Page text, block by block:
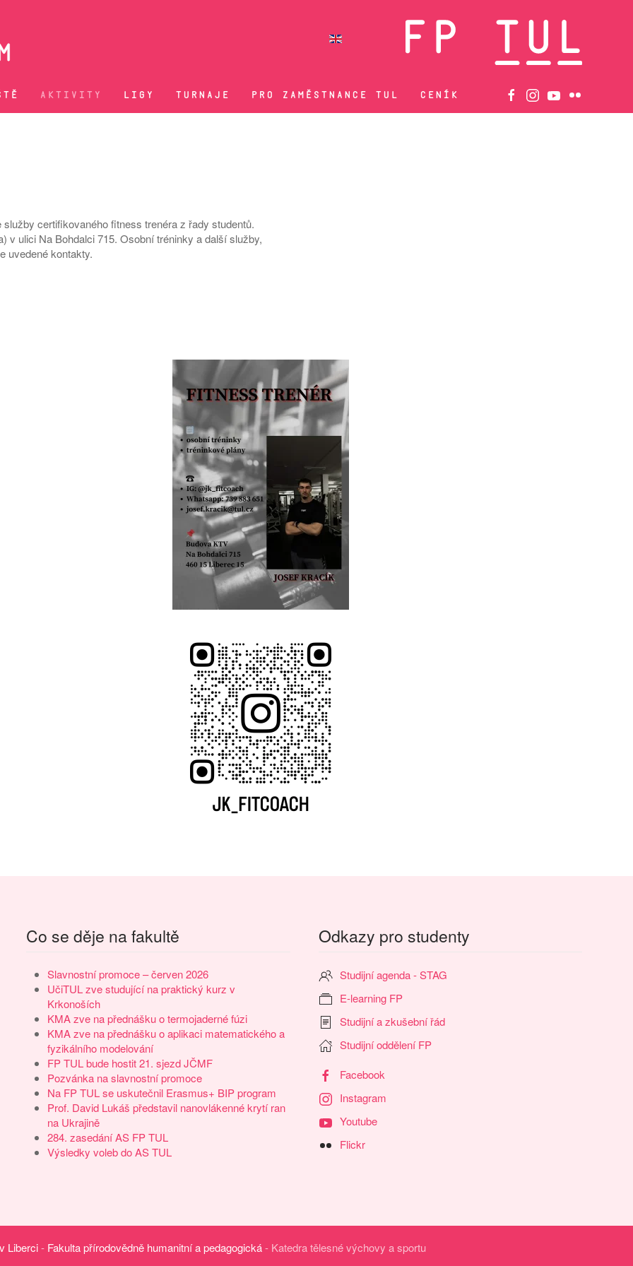
AKTIVITY LIGY TURNAJE PRO ZAMĚSTNANCE TUL CENÍK
certifikovaného fitness trenéra z řady studentů.
v ulici Na Bohdalci 715. Osobní tréninky a další služby,
uvedené kontakty.
Co se děje na fakultě
Slavnostní promoce – červen 2026
UčiTUL zve studující na praktický kurz v
Krkonoších
KMA zve na přednášku o termojaderné fúzi
KMA zve na přednášku o aplikaci matematického a
fyzikálního modelování
FP TUL bude hostit 21. sjezd JČMF
Pozvánka na slavnostní promoce
Na FP TUL se uskutečnil Erasmus+ BIP program
Prof. David Lukáš představil nanovlákenné krytí ran
na Ukrajině
284. zasedání AS FP TUL
Výsledky voleb do AS TUL
Odkazy pro studenty
Studijní agenda - STAG
E-learning FP
Studijní a zkušební řád
Studijní oddělení FP
Facebook
Instagram
Youtube
Flickr
Liberci- Fakulta přírodovědně humanitní a pedagogická- Katedra tělesné výchovy a sportu